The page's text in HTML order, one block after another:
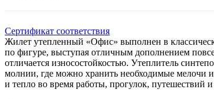
Сертификат соответствия
Жилет утепленный «Офис» выполнен в
по фигуре, выступая отличным дополнением
отличается износостойкостью. Утеплитель
молнии, где можно хранить необходимые мелочи
и тепло во время работы, прогулок, путешествий